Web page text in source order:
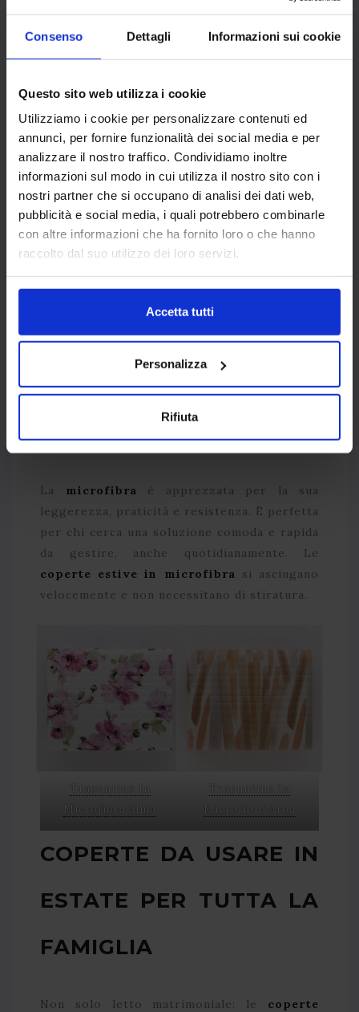
Consenso Dettagli Informazioni sui cookie
Questo sito web utilizza i cookie
Utilizziamo i cookie per personalizzare contenuti ed
annunci, per fornire funzionalità dei social media e per
analizzare il nostro traffico. Condividiamo inoltre
informazioni sul modo in cui utilizza il nostro sito con i
nostri partner che si occupano di analisi dei dati web,
pubblicità e social media, i quali potrebbero combinarle
con altre informazioni che ha fornito loro o che hanno
raccolto dal suo utilizzo dei loro servizi.
Accetta tutti
Personalizza
Rifiuta
traspirabilità. Oltre ad essere
termoregolatore, è resistente, ecologico e
conferisce un tocco naturale e sofisticato
all’ambiente. Lecoperte matrimoniali
estive in linosono particolarmente adatte
per climi molto caldi.
Trapuntino Misto
Quilt In Lino Aman
COPERTE ESTIVE IN MICROFIBRA
La microfibra è apprezzata per la sua
leggerezza, praticità e resistenza. È perfetta
per chi cerca una soluzione comoda e rapida
da gestire, anche quotidianamente. Le
coperte estive in microfibra si asciugano
velocemente e non necessitano di stiratura.
Microfibra Alma
Microfibra Aroa
COPERTE DA USARE IN
ESTATE PER TUTTA LA
FAMIGLIA
Non solo letto matrimoniale: le coperte